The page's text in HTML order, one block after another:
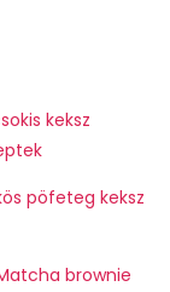
keksz
pöfeteg keksz
brownie